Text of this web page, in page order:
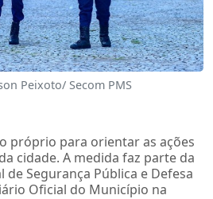
Peixoto/ Secom PMS
próprio para orientar as ações
cidade. A medida faz parte da
Segurança Pública e Defesa
Oficial do Município na